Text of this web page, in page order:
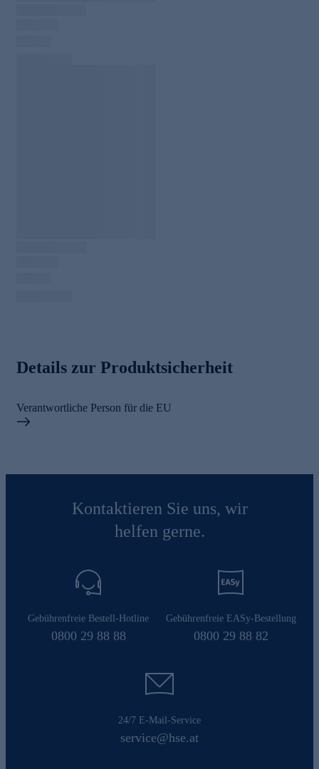
Details zur Produktsicherheit
Verantwortliche Person für die EU
Kontaktieren Sie uns, wir
helfen gerne.
Gebührenfreie Bestell-Hotline
0800 29 88 88
Gebührenfreie EASy-Bestellung
0800 29 88 82
24/7 E-Mail-Service
service@hse.at